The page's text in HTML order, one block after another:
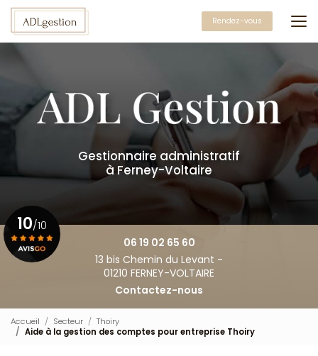
Aller
contenu
principal
Rendez-vous
Gestionnaire administratif
à Ferney-Voltaire
06 19 02 65 60
13 bis Chemin du Levant -
01210 FERNEY-VOLTAIRE
Contactez-nous
10/10
Accueil Secteur
Thoiry
Aide à la gestion des comptes pour entreprise Thoiry